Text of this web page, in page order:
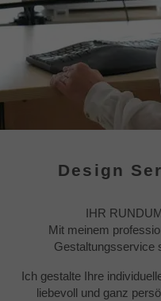
Design
IHR
Mit meinem
Gestaltungsservice
Ich gestalte Ihre
liebevoll und ganz